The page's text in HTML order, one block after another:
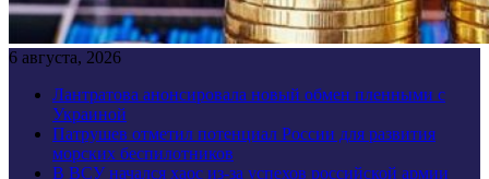
6 августа, 2026
Лантратова анонсировала новый обмен пленными с
Украиной
Патрушев отметил потенциал России для развития
морских беспилотников
В ВСУ начался хаос из-за успехов российской армии